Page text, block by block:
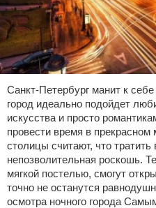
Санкт-Петербург манит к
город идеально подойдет
искусства и просто
провести время в
столицы считают, что
непозволительная роскошь.
мягкой постелью, смогут
точно не останутся
осмотра ночного города